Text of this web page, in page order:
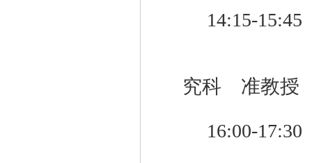
14:15-
究科 准教授
16:00-